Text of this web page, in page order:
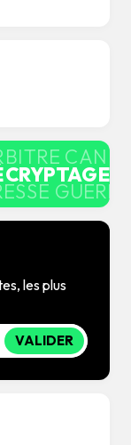
CAN
les plus
VALIDER